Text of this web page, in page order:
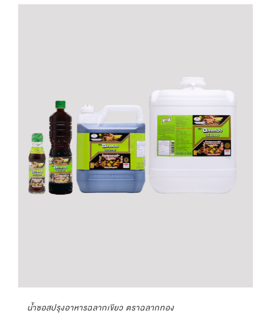
น้ำซอสปรุงอาหารฉลากเขียว ตราฉลากทอง